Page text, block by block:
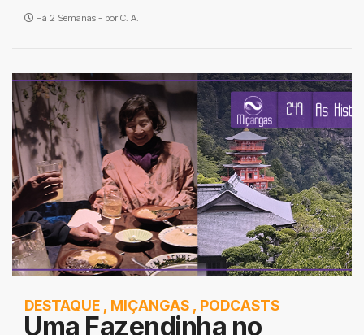
Há 2 Semanas - por C. A.
DESTAQUE , MIÇANGAS , PODCASTS
Uma Fazendinha no